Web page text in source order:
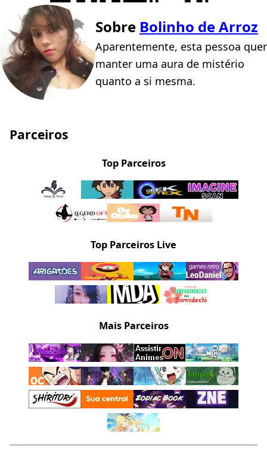
Sobre Bolinho de Arroz
Aparentemente, esta pessoa quer
manter uma aura de mistério
quanto a si mesma.
Parceiros
Top Parceiros
Top Parceiros Live
Mais Parceiros